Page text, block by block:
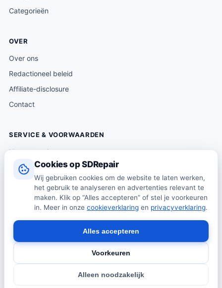
Cookies op SDRepair
Wij gebruiken cookies om de website te laten werken,
het gebruik te analyseren en advertenties relevant te
maken. Klik op “Alles accepteren” of stel je voorkeuren
in. Meer in onze cookieverklaring en privacyverklaring.
Alleen noodzakelijk
Voorkeuren
Alles accepteren
Categorieën
OVER
Over ons
Redactioneel beleid
Affiliate-disclosure
Contact
SERVICE & VOORWAARDEN
Klantenservice
Verzending & levering
Retourneren
Algemene voorwaarden
verkopen zelf geen producten · Alle prijzen onder voorbehoud.